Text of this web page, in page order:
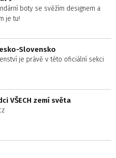
boty se svěžím designem a
je tu!
Slovensko
je právě v této oficiální sekci
VŠECH zemí světa